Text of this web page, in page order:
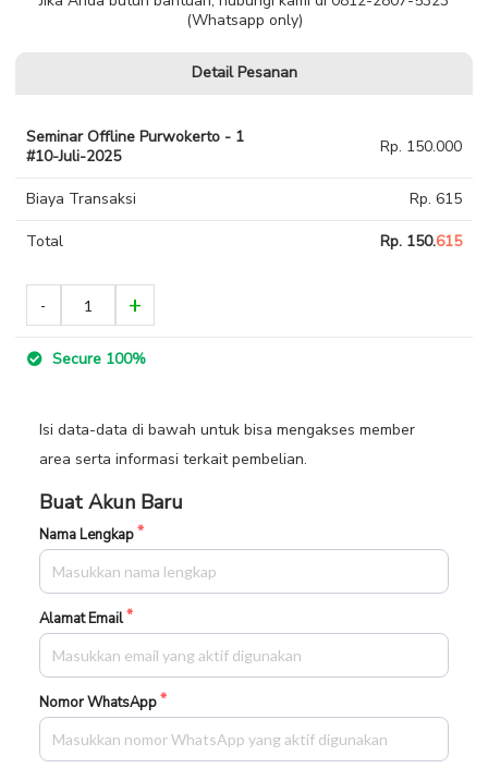
(Whatsapp only)
Detail Pesanan
Seminar Offline Purwokerto - 1
#10-Juli-2025
Rp. 150.000
Biaya Transaksi Rp. 615
Total Rp. 150.615
Secure 100%
Isi data-data di bawah untuk bisa mengakses member
area serta informasi terkait pembelian.
Buat Akun Baru
Nama Lengkap
Alamat Email
Nomor WhatsApp